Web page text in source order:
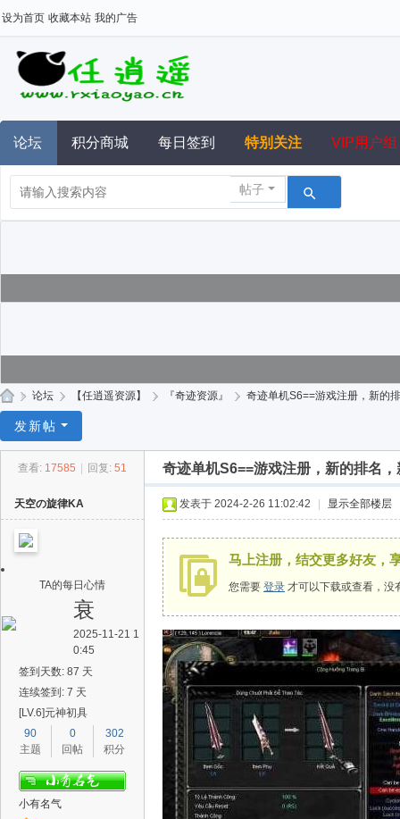
设为首页 收藏本站 我的广告
论坛 积分商城 每日签到 特别关注 VIP用户组
帖子
逍
» 论坛 › 【任逍遥资源】 › 『奇迹资源』 › 奇迹单机S6==游戏注册，新的
发新帖
查看: 17585 回复: 51 奇迹单机S6==游戏注册，新的排名
天空の旋律KA
TA的每日心情
衰
2025-11-21 1
0:45
签到天数: 87 天
连续签到: 7 天
[LV.6]元神初具
90
主题
0
回帖
302
积分
小有名气
发表于 2024-2-26 11:02:42 显示全部楼层
马上注册，结交更多好友，
您需要 登录 才可以下载或查看，没